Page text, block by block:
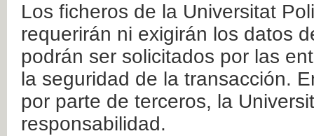
Los ficheros de la Universitat
requerirán ni exigirán los datos
podrán ser solicitados por las
la seguridad de la transacción.
por parte de terceros, la
responsabilidad.